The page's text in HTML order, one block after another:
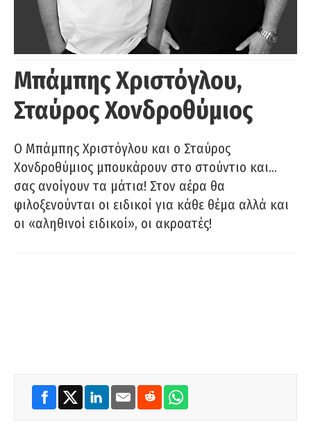
Μπάμπης Χριστόγλου,
Σταύρος Χονδροθύμιος
O Μπάμπης Χριστόγλου και ο Σταύρος
Χονδροθύμιος μπουκάρουν στο στούντιο και…
σας ανοίγουν τα μάτια! Στον αέρα θα
φιλοξενούνται οι ειδικοί για κάθε θέμα αλλά και
οι «αληθινοί ειδικοί», οι ακροατές!